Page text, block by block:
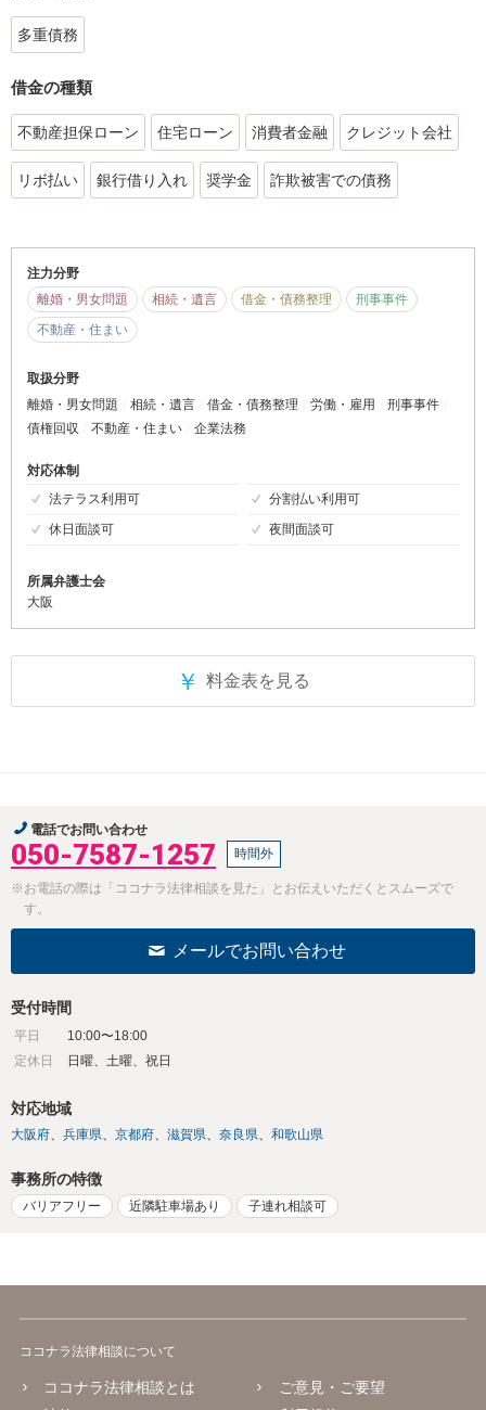
多重債務
借金の種類
不動産担保ローン 住宅ローン 消費者金融 クレジット会社
リボ払い 銀行借り入れ 奨学金 詐欺被害での債務
注力分野
離婚・男女問題
相続・遺言 借金・債務整理
刑事事件
不動産・住まい
取扱分野
離婚・男女問題
相続・遺言 借金・債務整理 労働・雇用
刑事事件
債権回収
不動産・住まい 企業法務
対応体制
法テラス利用可
分割払い利用可
休日面談可
夜間面談可
所属弁護士会
大阪
￥ 料金表を見る
電話でお問い合わせ
050-7587-1257 時間外
※お電話の際は「ココナラ法律相談を見た」とお伝えいただくとスムーズで
す。
メールでお問い合わせ
受付時間
平日
10:00〜18:00
定休日
日曜、土曜、祝日
対応地域
大阪府 兵庫県 京都府 滋賀県 奈良県 和歌山県
事務所の特徴
バリアフリー 近隣駐車場あり 子連れ相談可
ココナラ法律相談について
ココナラ法律相談とは
ご意見・ご要望